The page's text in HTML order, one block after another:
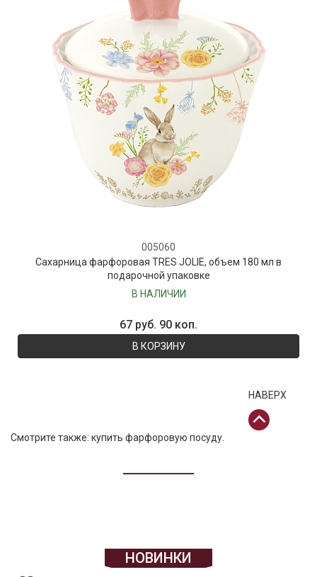
005060
Сахарница фарфоровая TRES JOLIE, объем 180 мл в
подарочной упаковке
В НАЛИЧИИ
67 руб. 90 коп.
В КОРЗИНУ
НАВЕРХ
Смотрите также: купить фарфоровую посуду
НОВИНКИ